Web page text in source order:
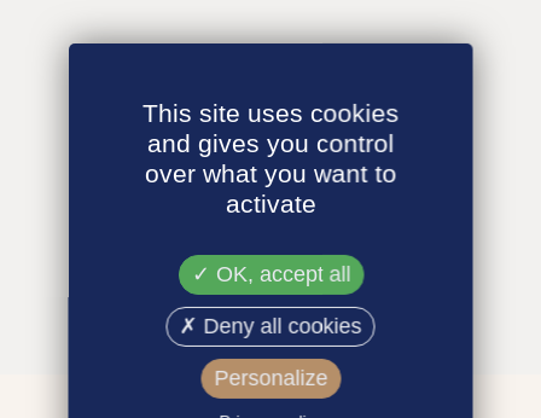
This site uses cookies
and gives you control
over what you want to
activate
OK, accept all
Deny all cookies
Personalize